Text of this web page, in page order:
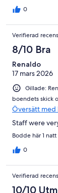
0
Verifierad
8/10 Bra
Renaldo
17 mars 2026
Gillade:
boendets skick
Översätt med
Staff were
Bodde här 1
0
Verifierad
10/10